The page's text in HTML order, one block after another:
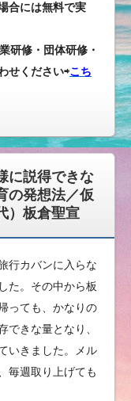
合には無料で実
研修・団体研修・
せください⇨こち
に説得できな
の発想法／仮
）板倉聖宣
行カバンに入らな
た。その中から板
っても、かなりの
できな量となり、
いきました。メル
毎週取り上げても